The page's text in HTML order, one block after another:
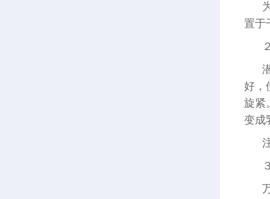
置于
好，
旋紧
变成